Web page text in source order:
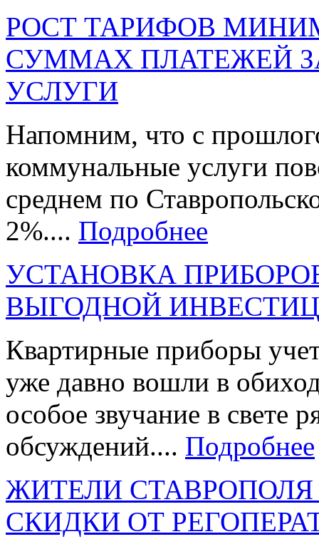
РОСТ ТАРИФОВ
СУММАХ ПЛАТЕЖЕЙ
УСЛУГИ
Напомним, что с
коммунальные услуги
среднем по
2%.... Подробнее
УСТАНОВКА
ВЫГОДНОЙ
Квартирные приборы
уже давно вошли в
особое звучание в свете
обсуждений.... Подробнее
ЖИТЕЛИ
СКИДКИ ОТ